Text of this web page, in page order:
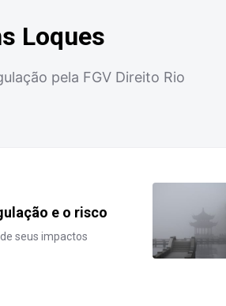
Loques
pela FGV Direito Rio
e o risco
seus impactos